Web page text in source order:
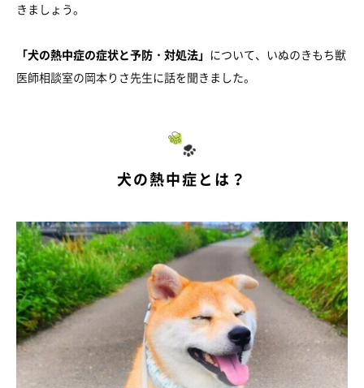
きましょう。
「犬の熱中症の症状と予防・対処法」 について、いぬのきもち獣
医師相談室の岡本りさ先生に話を聞きました。
犬の熱中症とは？